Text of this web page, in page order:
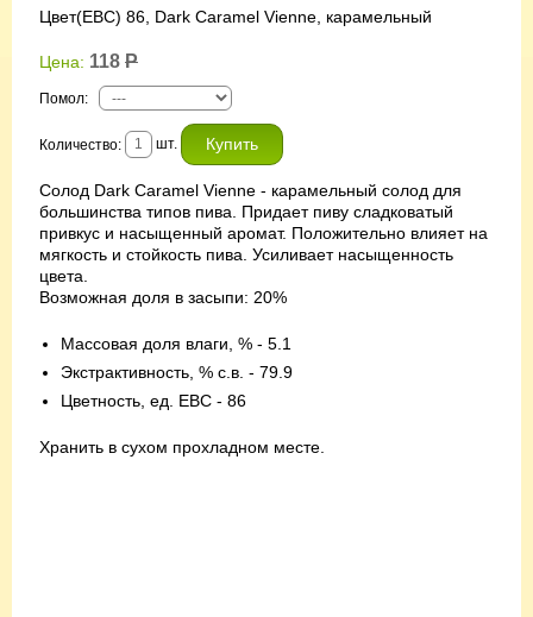
Цвет(EBC) 86, Dark Caramel Vienne, карамельный
Цена: 118 Р
Помол:
Количество: шт.
Солод Dark Caramel Vienne - карамельный солод для
большинства типов пива. Придает пиву сладковатый
привкус и насыщенный аромат. Положительно влияет на
мягкость и стойкость пива. Усиливает насыщенность
цвета.
Возможная доля в засыпи: 20%
Массовая доля влаги, % - 5.1
Экстрактивность, % с.в. - 79.9
Цветность, ед. EBC - 86
Хранить в сухом прохладном месте.